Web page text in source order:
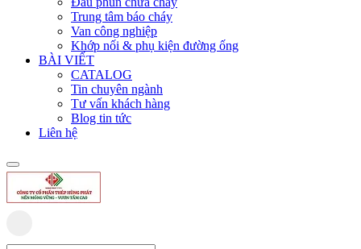
Trung tâm báo cháy
Van công nghiệp
Khớp nối & phụ kiện đường ống
BÀI VIẾT
CATALOG
Tin chuyên ngành
Tư vấn khách hàng
Blog tin tức
Liên hệ